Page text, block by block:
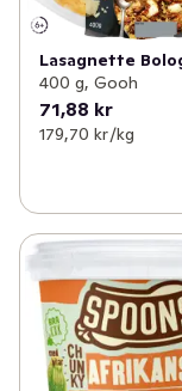
Lasagnette
400 g, Gooh
71,88 kr
179,70 kr /kg